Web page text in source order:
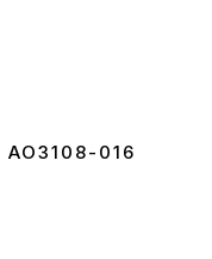
AO3108-016